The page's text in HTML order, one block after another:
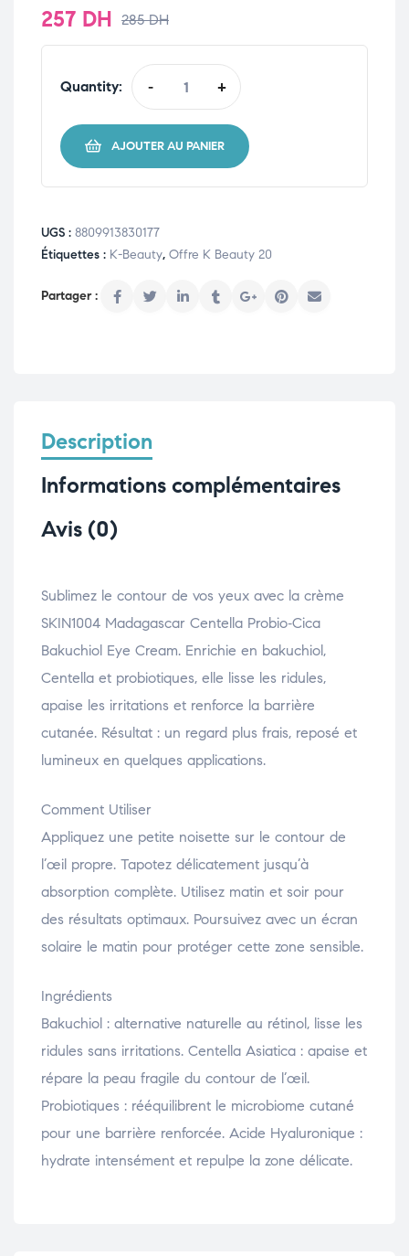
285DH
257 DH
Quantity: - +
AJOUTER AU PANIER
UGS : 8809913830177
Étiquettes : K-Beauty, Offre K Beauty 20
Description
Informations complémentaires
Avis (0)
Sublimez le contour de vos yeux avec la crème
SKIN1004 Madagascar Centella Probio‑Cica
Bakuchiol Eye Cream. Enrichie en bakuchiol,
Centella et probiotiques, elle lisse les ridules,
apaise les irritations et renforce la barrière
cutanée. Résultat : un regard plus frais, reposé et
lumineux en quelques applications.
Comment Utiliser
Appliquez une petite noisette sur le contour de
l’œil propre. Tapotez délicatement jusqu’à
absorption complète. Utilisez matin et soir pour
des résultats optimaux. Poursuivez avec un écran
solaire le matin pour protéger cette zone sensible.
Ingrédients
Bakuchiol : alternative naturelle au rétinol, lisse les
ridules sans irritations. Centella Asiatica : apaise et
répare la peau fragile du contour de l’œil.
Probiotiques : rééquilibrent le microbiome cutané
pour une barrière renforcée. Acide Hyaluronique :
hydrate intensément et repulpe la zone délicate.